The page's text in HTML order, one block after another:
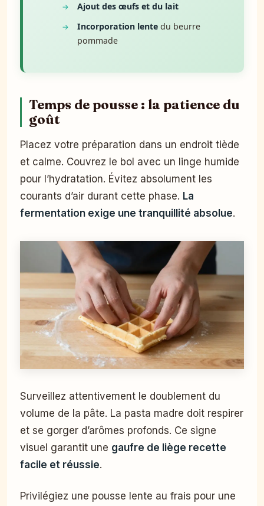
Ajout des œufs et du lait
Incorporation lente du beurre
pommade
Temps de pousse : la patience du
goût
Placez votre préparation dans un endroit tiède
et calme. Couvrez le bol avec un linge humide
pour l’hydratation. Évitez absolument les
courants d’air durant cette phase. La
fermentation exige une tranquillité absolue.
Surveillez attentivement le doublement du
volume de la pâte. La pasta madre doit respirer
et se gorger d’arômes profonds. Ce signe
visuel garantit une gaufre de liège recette
facile et réussie.
Privilégiez une pousse lente au frais pour une